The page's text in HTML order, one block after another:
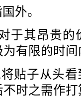
外。
其昂贵的
有限的时
子从头看
时之需作